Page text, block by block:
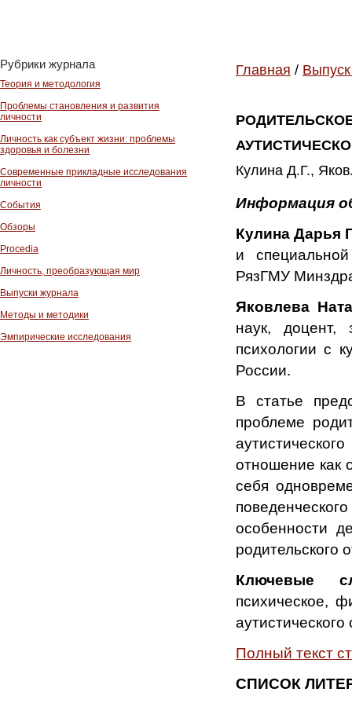
Рубрики журнала
Теория и методология
Проблемы становления и развития
личности
Личность как субъект жизни: проблемы
здоровья и болезни
Современные прикладные исследования
личности
События
Обзоры
Procedia
Личность, преобразующая мир
Выпуски журнала
Методы и методики
Эмпирические исследования
Главная /
Кулина Д.Г.,
Информация
Кулина Дарья
и
РязГМУ
Яковлева
наук,
психологии с
России.
В статье
проблеме
отношение как
себя
особенности
родительского
Ключевые
психическое,
Полный текст
СПИСОК